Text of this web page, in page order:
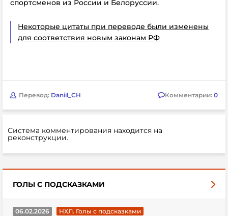
спортсменов из России и Белоруссии.
Некоторые цитаты при переводе были изменены
для соответствия новым законам РФ
Перевод: Daniil_CH Комментарии: 0
Система комментирования находится на
реконструкции.
ГОЛЫ С ПОДСКАЗКАМИ
06.02.2026
НХЛ. Голы с подсказками